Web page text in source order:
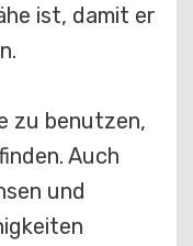
ist, damit er
zu benutzen,
Auch
und